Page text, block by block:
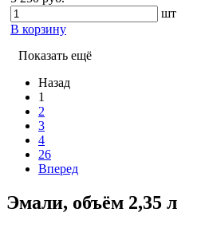
шт
В корзину
Показать ещё
Назад
1
2
3
4
26
Вперед
Эмали, объём 2,35 л